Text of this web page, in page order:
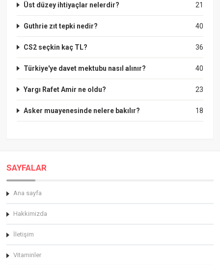
21
Üst düzey ihtiyaçlar nelerdir?
40
Guthrie zıt tepki nedir?
36
CS2 seçkin kaç TL?
40
Türkiye'ye davet mektubu nasıl alınır?
23
Yargı Rafet Amir ne oldu?
18
Asker muayenesinde nelere bakılır?
SAYFALAR
Ana sayfa
Hakkimizda
İletişim
Vitaminler